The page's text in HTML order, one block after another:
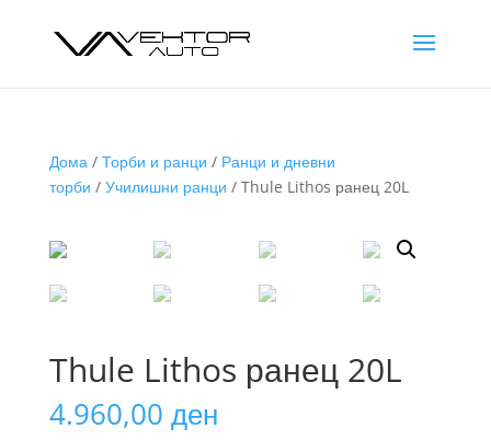
Дома/ Торби и ранци / Ранци и дневни
торби / Училишни ранци / Thule Lithos ранец 20L
Thule Lithos ранец 20L
4.960,00 ден